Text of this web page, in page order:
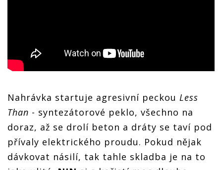
Nahrávka startuje agresivní peckou Less
Than - syntezátorové peklo, všechno na
doraz, až se drolí beton a dráty se taví pod
přívaly elektrického proudu. Pokud nějak
dávkovat násilí, tak tahle skladba je na to